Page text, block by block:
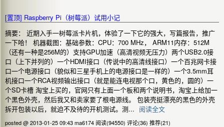
[置顶] Raspberry Pi（树莓派）试用小记
摘要： 近期入手一树莓派卡片机，体验了一下它的强大，写篇报告，推广
一下哈！ 机器截图：基础参数：CPU：700 MHz， ARM11内存：512M
（还有一种是256M的）支持GPU加速（高清视频无压力）两个USB2.0接
口（上下并列的）一个HDMI接口（传说中的高清线接口）一个百兆网卡接
口一个电源接口（貌似和三星手机上的电源接口是一样的）一个3.5mm耳
机接口一个RCA视频输出接口（就是能连电视那个口，黄色的，圆的）一
个SD卡槽 淘宝上买的，官网只有上面一个板和两个说明书，淘宝上给加一
个黑色外壳，然后我又和卖家要了根电源线。 包装壳挺漂亮的黑色的外壳
拆开包装以后，就迫不及待的开机测试。测... 阅读全文
posted @ 2013-01-25 09:43 ma6174 阅读(94550) 评论(36) 推荐(21)